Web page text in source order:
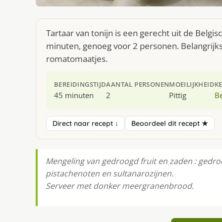
Tartaar van tonijn is een gerecht uit de
minuten, genoeg voor 2 personen.
romatomaatjes.
BEREIDINGSTIJD
45 minuten
AANTAL PERSONEN
2
MOEILIJKHEID
Pittig
Direct naar recept ↓ Beoordeel dit recept ★
Mengeling van gedroogd fruit en zaden :
pistachenoten en sultanarozijnen.
Serveer met donker meergranenbrood.